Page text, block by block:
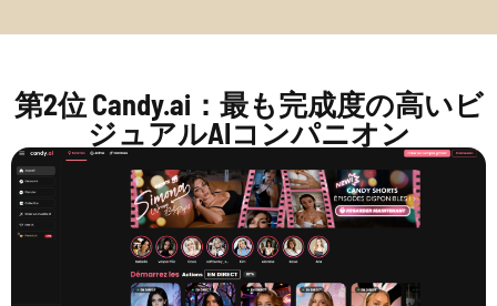
第2位 Candy.ai：最も完成度の高いビ
ジュアルAIコンパニオン